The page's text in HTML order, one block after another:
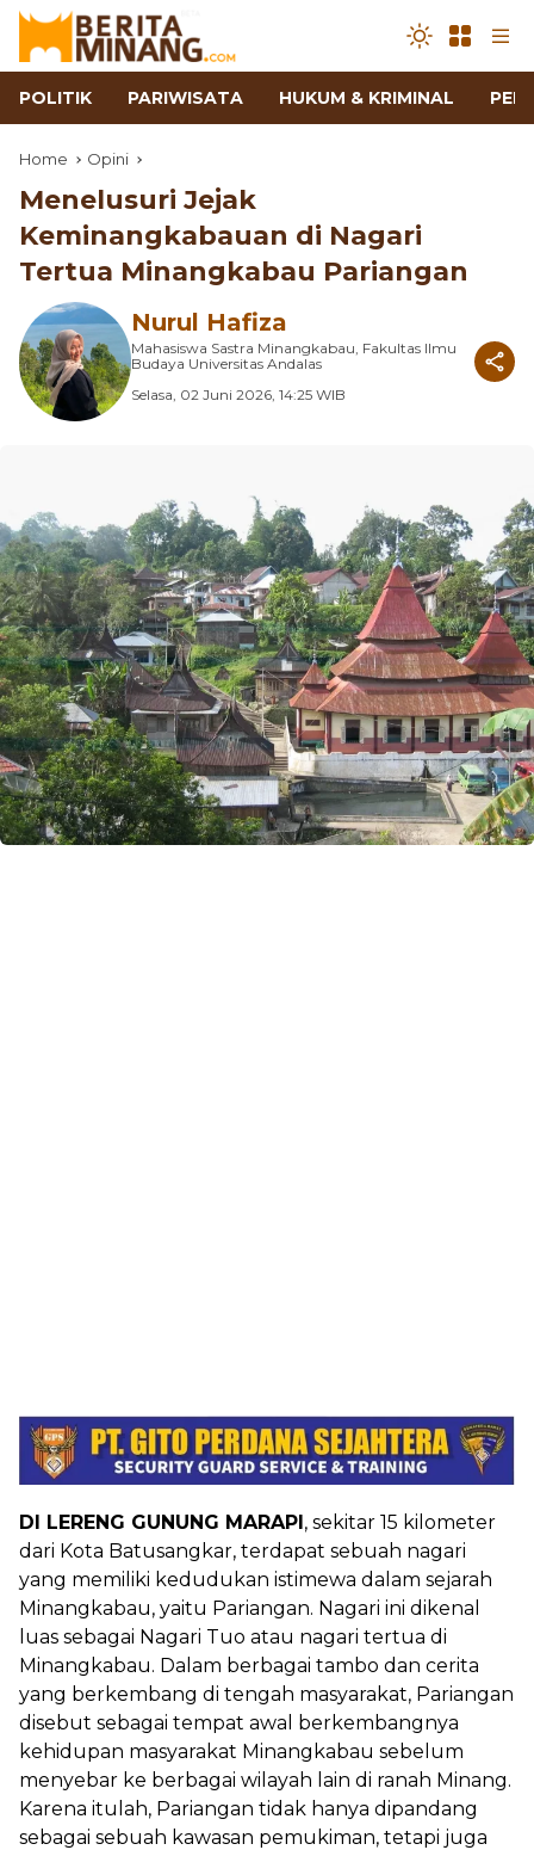
POLITIK PARIWISATA HUKUM & KRIMINAL
Home Opini
Menelusuri Jejak
Keminangkabauan di Nagari
Tertua Minangkabau Pariangan
Nurul Hafiza
Mahasiswa Sastra Minangkabau, Fakultas Ilmu
Budaya Universitas Andalas
Selasa, 02 Juni 2026, 14:25 WIB
DI LERENG GUNUNG MARAPI, sekitar 15 kilometer
dari Kota Batusangkar, terdapat sebuah nagari
yang memiliki kedudukan istimewa dalam sejarah
Minangkabau, yaitu Pariangan. Nagari ini dikenal
luas sebagai Nagari Tuo atau nagari tertua di
Minangkabau. Dalam berbagai tambo dan cerita
yang berkembang di tengah masyarakat, Pariangan
disebut sebagai tempat awal berkembangnya
kehidupan masyarakat Minangkabau sebelum
menyebar ke berbagai wilayah lain di ranah Minang.
Karena itulah, Pariangan tidak hanya dipandang
sebagai sebuah kawasan pemukiman, tetapi juga